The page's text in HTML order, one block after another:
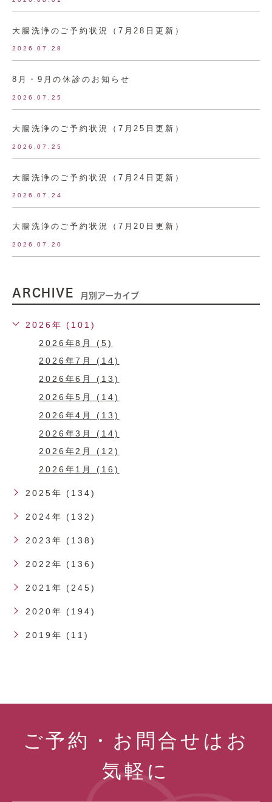
大腸洗浄のご予約状況（7月28日更新）
2026.07.28
8月・9月の休診のお知らせ
2026.07.25
大腸洗浄のご予約状況（7月25日更新）
2026.07.25
大腸洗浄のご予約状況（7月24日更新）
2026.07.24
大腸洗浄のご予約状況（7月20日更新）
2026.07.20
ARCHIVE 月別アーカイブ
2026年 (101)
2026年8月 (5)
2026年7月 (14)
2026年6月 (13)
2026年5月 (14)
2026年4月 (13)
2026年3月 (14)
2026年2月 (12)
2026年1月 (16)
2025年 (134)
2024年 (132)
2023年 (138)
2022年 (136)
2021年 (245)
2020年 (194)
2019年 (11)
ご予約・お問合せはお
気軽に